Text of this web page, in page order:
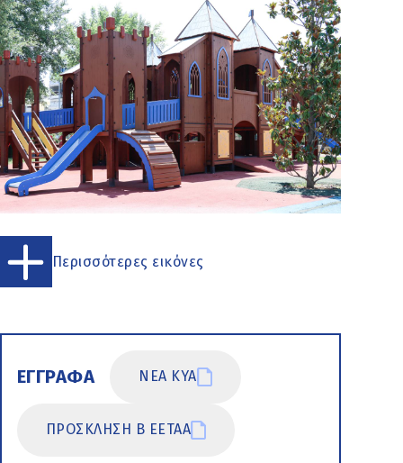
Περισσότερες εικόνες
ΕΓΓΡΑΦΑ ΝΕΑ ΚΥΑ
ΠΡΟΣΚΛΗΣΗ Β ΕΕΤΑΑ